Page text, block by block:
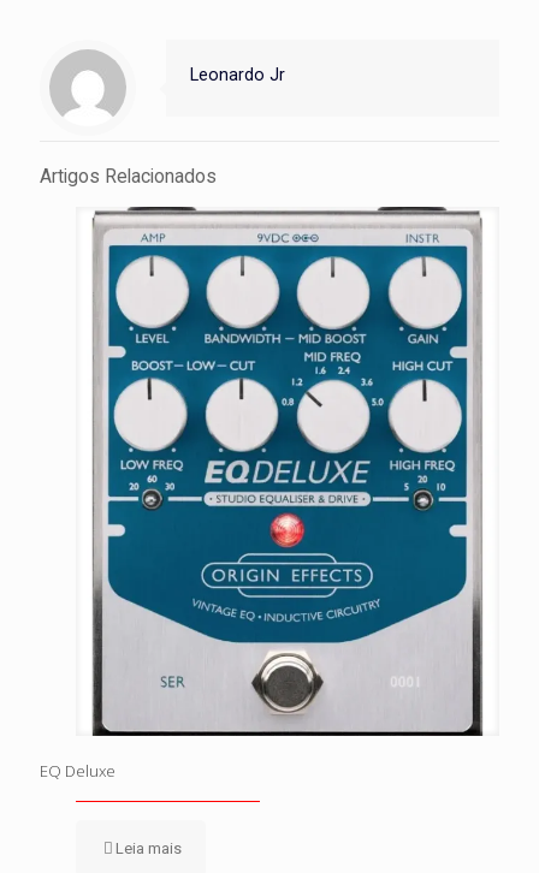
Leonardo Jr
Artigos Relacionados
EQ Deluxe
Leia mais